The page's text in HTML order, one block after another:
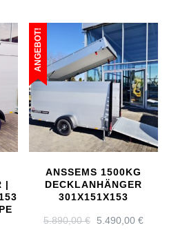
|
ANGEBOT!
ANSSEMS 1500KG
DECKLANHÄNGER
301X151X153
5.890,00€ 5.490,00 €